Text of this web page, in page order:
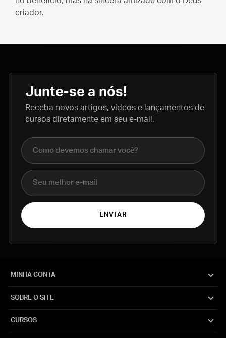
criador.
Junte-se a nós!
Receba novos artigos, vídeos e lançamentos de
cursos diretamente em seu e-mail.
Nome completo
E-mail
ENVIAR
MINHA CONTA
SOBRE O SITE
CURSOS